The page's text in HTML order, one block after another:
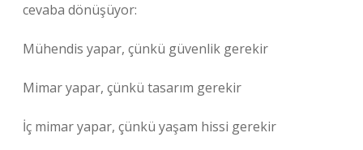
cevaba dönüşüyor:
Mühendis yapar, çünkü güvenlik gerekir
Mimar yapar, çünkü tasarım gerekir
İç mimar yapar, çünkü yaşam hissi gerekir